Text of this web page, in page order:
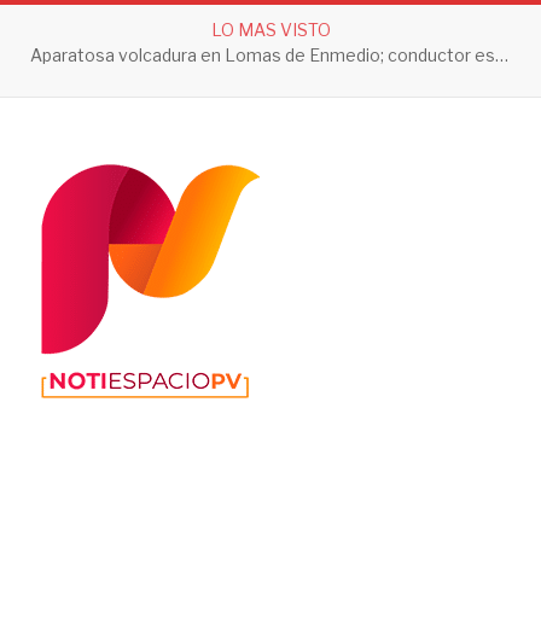
LO MAS VISTO
Aparatosa volcadura en Lomas de Enmedio; conductor es trasladado a prueba de alcoholemia